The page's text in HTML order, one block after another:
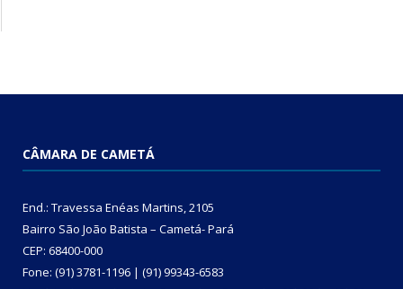
CÂMARA DE CAMETÁ
End.: Travessa Enéas Martins, 2105
Bairro São João Batista – Cametá- Pará
CEP: 68400-000
Fone: (91) 3781-1196 | (91) 99343-6583